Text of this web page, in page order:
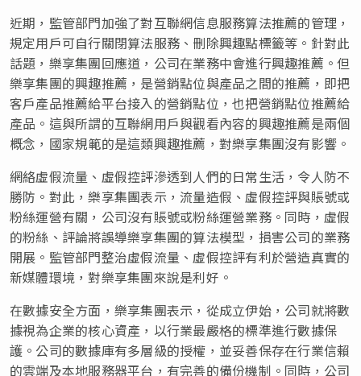
近期，監管部門加強了對互聯網信息服務算法推薦的管理，
規定用戶可自行關閉算法服務、刪除興趣點標籤等。針對此
話題，樂享集團回應道，公司在業務中會進行興趣推薦。但
樂享集團的興趣推薦，是營銷點位與產品之間的推薦，即把
客戶產品推薦給平台接入的營銷點位，也把營銷點位推薦給
產品。這與所謂的互聯網用戶與觀看內容的興趣推薦是兩個
概念，國家規範的是這類興趣推薦，對樂享集團沒有影響。
網絡虛假流量、虛假控評滲透到人們的日常生活，令人防不
勝防。對此，樂享集團表示，流量造假、虛假控評與賬號或
粉絲運營有關，公司沒有賬號或粉絲運營業務。同時，虛假
的粉絲、評論將誤導樂享集團的算法模型，損害公司的業務
開展。監管部門整治虛假流量、虛假控評有利於營造真實的
新媒體環境，對樂享集團來說是利好。
在數據安全方面，樂享集團表示，從成立伊始，公司就將數
據視為企業的核心資產，以行業最嚴格的標準進行數據保
護。公司的數據庫有多層級的授權，並妥善保存在行業信賴
的雲端及本地服務器平台，有完善的備份機制。同時，公司